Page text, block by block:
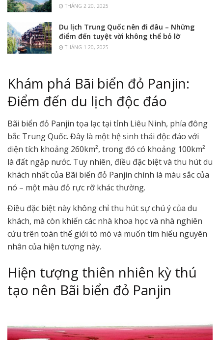
THÁNG 2 20, 2025
Du lịch Trung Quốc nên đi đâu – Những
điểm đến tuyệt vời không thể bỏ lỡ
THÁNG 1 20, 2025
Khám phá Bãi biển đỏ Panjin:
Điểm đến du lịch độc đáo
Bãi biển đỏ Panjin tọa lạc tại tỉnh Liêu Ninh, phía đông
bắc Trung Quốc. Đây là một hệ sinh thái độc đáo với
diện tích khoảng 260km², trong đó có khoảng 100km²
là đất ngập nước. Tuy nhiên, điều đặc biệt và thu hút du
khách nhất của Bãi biển đỏ Panjin chính là màu sắc của
nó – một màu đỏ rực rỡ khác thường.
Điều đặc biệt này không chỉ thu hút sự chú ý của du
khách, mà còn khiến các nhà khoa học và nhà nghiên
cứu trên toàn thế giới tò mò và muốn tìm hiểu nguyên
nhân của hiện tượng này.
Hiện tượng thiên nhiên kỳ thú
tạo nên Bãi biển đỏ Panjin